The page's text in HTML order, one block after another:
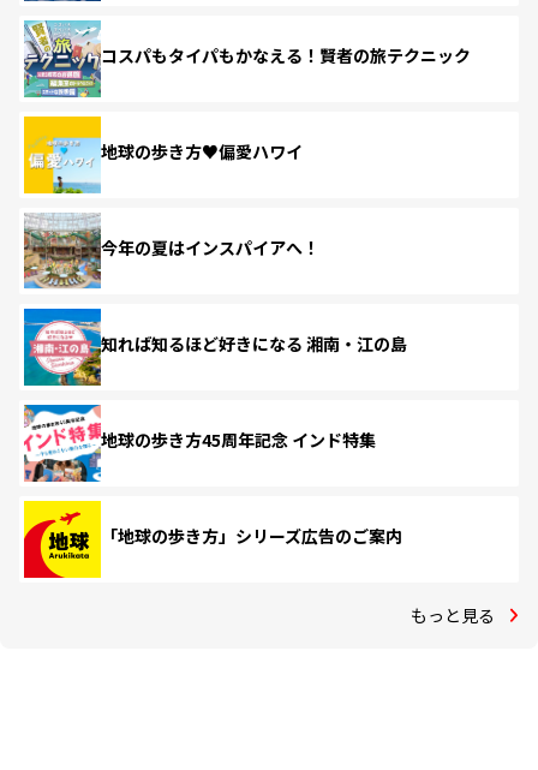
コスパもタイパもかなえる！賢者の旅テクニック
地球の歩き方♥偏愛ハワイ
今年の夏はインスパイアへ！
知れば知るほど好きになる 湘南・江の島
地球の歩き方45周年記念 インド特集
「地球の歩き方」シリーズ広告のご案内
もっと見る